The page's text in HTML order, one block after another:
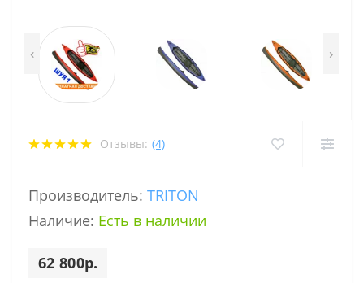
‹ ›
Отзывы: (4)
Производитель: TRITON
Наличие: Есть в наличии
62 800р.